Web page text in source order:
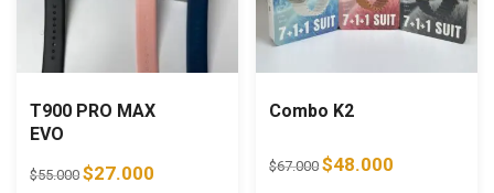
T900 PRO MAX
EVO
$55.000 Original price was: $55.000.
$27.000 Current price is: $27.000.
Combo K2
$67.000 Original price was:
$48.000